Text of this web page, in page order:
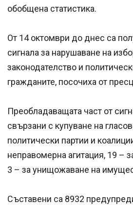
обобщена статистика.
От 14 октомври до днес са
сигнала за нарушаване на
законодателство и
гражданите, посочиха от
Преобладаващата част от
свързани с купуване на
политически партии и
неправомерна агитация, 19 –
3 – за унищожаване на
Съставени са 8932